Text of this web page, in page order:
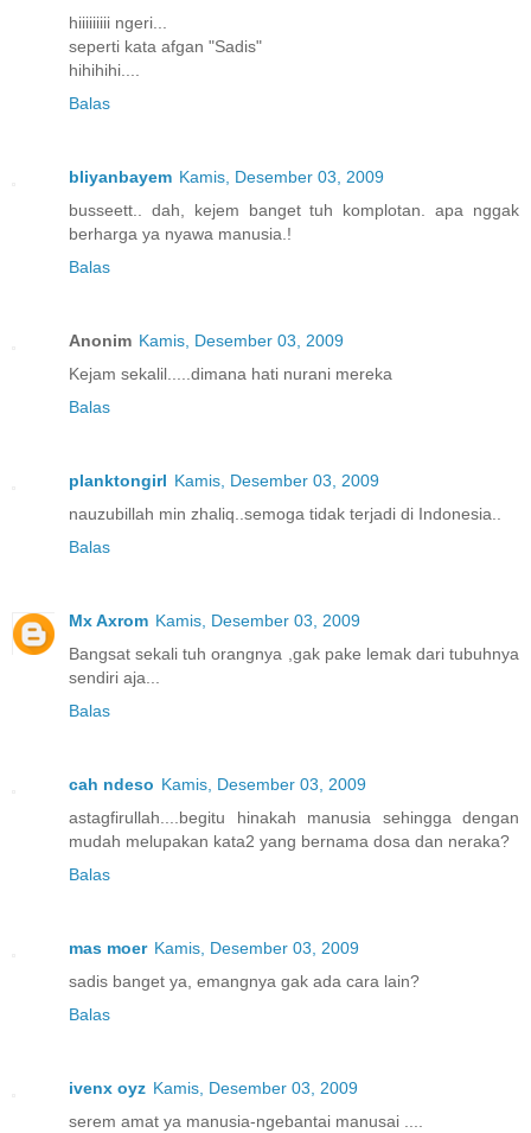
hiiiiiiiii ngeri...
seperti kata afgan "Sadis"
hihihihi....
Balas
bliyanbayem Kamis, Desember 03, 2009
busseett.. dah, kejem banget tuh komplotan. apa nggak
berharga ya nyawa manusia.!
Balas
Anonim Kamis, Desember 03, 2009
Kejam sekalil.....dimana hati nurani mereka
Balas
planktongirl Kamis, Desember 03, 2009
nauzubillah min zhaliq..semoga tidak terjadi di Indonesia..
Balas
Mx Axrom Kamis, Desember 03, 2009
Bangsat sekali tuh orangnya ,gak pake lemak dari tubuhnya
sendiri aja...
Balas
cah ndeso Kamis, Desember 03, 2009
astagfirullah....begitu hinakah manusia sehingga dengan
mudah melupakan kata2 yang bernama dosa dan neraka?
Balas
mas moer Kamis, Desember 03, 2009
sadis banget ya, emangnya gak ada cara lain?
Balas
ivenx oyz Kamis, Desember 03, 2009
serem amat ya manusia-ngebantai manusai ....